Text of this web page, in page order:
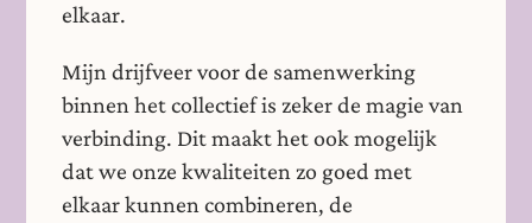
elkaar.
Mijn drijfveer voor de samenwerking
binnen het collectief is zeker de magie van
verbinding. Dit maakt het ook mogelijk
dat we onze kwaliteiten zo goed met
elkaar kunnen combineren, de